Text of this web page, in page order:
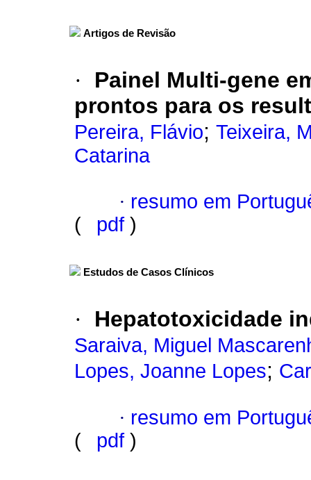
Artigos de Revisão
·
Painel Multi-gene
prontos para os
Pereira, Flávio; Teixeira,
Catarina
· resumo em
(
pdf )
Estudos de Casos Clínicos
· Hepatotoxicidade
Saraiva, Miguel
Lopes, Joanne Lopes;
· resumo em
(
pdf )